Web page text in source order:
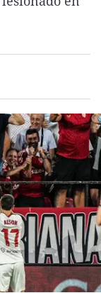
rosa de los vientos
Vasco